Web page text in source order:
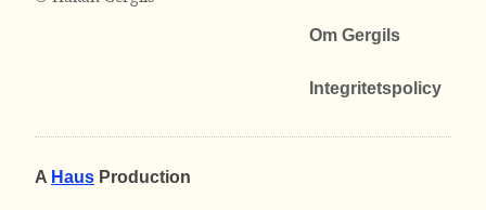
Om Gergils
Integritetspolicy
A Haus Production